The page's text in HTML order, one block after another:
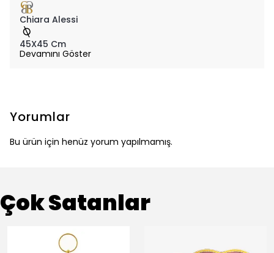
Chiara Alessi
45X45 Cm
Devamını Göster
Yorumlar
Bu ürün için henüz yorum yapılmamış.
Çok Satanlar